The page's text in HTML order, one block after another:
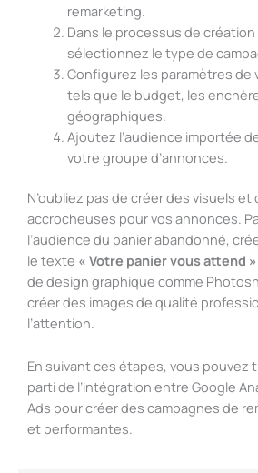
remarketing.
Dans le processus de création
sélectionnez le type de
Configurez les paramètres de
tels que le budget, les
géographiques.
Ajoutez l’audience importée
votre groupe d’annonces.
N’oubliez pas de créer des visuels et
accrocheuses pour vos annonces.
l’audience du panier abandonné,
le texte « Votre panier vous attend »
de design graphique comme
créer des images de qualité
l’attention.
En suivant ces étapes, vous pouvez
parti de l’intégration entre Google
Ads pour créer des campagnes de
et performantes.